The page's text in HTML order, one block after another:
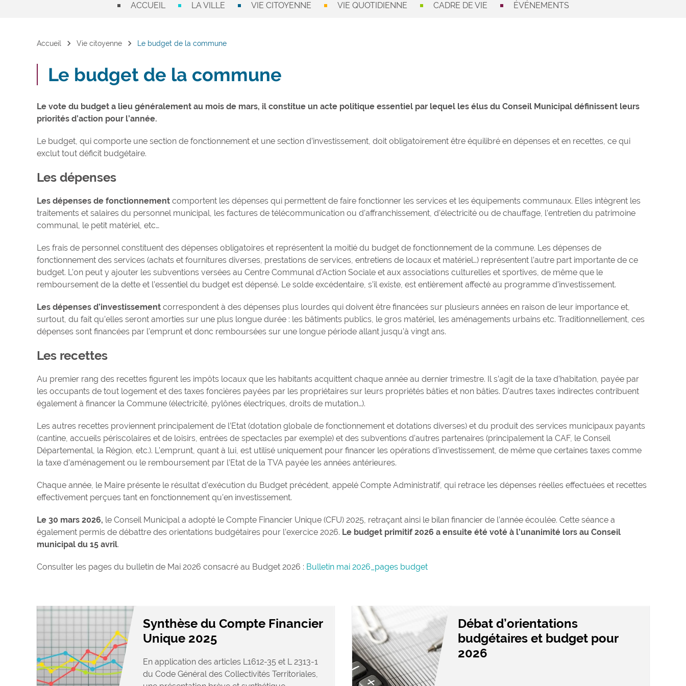
ACCUEIL LA VILLE VIE CITOYENNE VIE QUOTIDIENNE CADRE DE VIE ÉVÉNEMENTS
Accueil chevron_right Vie citoyenne chevron_right Le budget de la commune
Le budget de la commune
Le vote du budget a lieu généralement au mois de mars, il constitue un acte politique essentiel par lequel les élus du Conseil Municipal définissent leurs
priorités d’action pour l’année.
Le budget, qui comporte une section de fonctionnement et une section d’investissement, doit obligatoirement être équilibré en dépenses et en recettes, ce qui
exclut tout déficit budgétaire.
Les dépenses
Les dépenses de fonctionnement comportent les dépenses qui permettent de faire fonctionner les services et les équipements communaux. Elles intègrent les
traitements et salaires du personnel municipal, les factures de télécommunication ou d’affranchissement, d’électricité ou de chauffage, l’entretien du patrimoine
communal, le petit matériel, etc…
Les frais de personnel constituent des dépenses obligatoires et représentent la moitié du budget de fonctionnement de la commune. Les dépenses de
fonctionnement des services (achats et fournitures diverses, prestations de services, entretiens de locaux et matériel…) représentent l’autre part importante de ce
budget. L’on peut y ajouter les subventions versées au Centre Communal d’Action Sociale et aux associations culturelles et sportives, de même que le
remboursement de la dette et l’essentiel du budget est dépensé. Le solde excédentaire, s’il existe, est entièrement affecté au programme d’investissement.
Les dépenses d’investissement correspondent à des dépenses plus lourdes qui doivent être financées sur plusieurs années en raison de leur importance et,
surtout, du fait qu’elles seront amorties sur une plus longue durée : les bâtiments publics, le gros matériel, les aménagements urbains etc. Traditionnellement, ces
dépenses sont financées par l’emprunt et donc remboursées sur une longue période allant jusqu’à vingt ans.
Les recettes
Au premier rang des recettes figurent les impôts locaux que les habitants acquittent chaque année au dernier trimestre. Il s’agit de la taxe d’habitation, payée par
les occupants de tout logement et des taxes foncières payées par les propriétaires sur leurs propriétés bâties et non bâties. D’autres taxes indirectes contribuent
également à financer la Commune (électricité, pylônes électriques, droits de mutation…).
Les autres recettes proviennent principalement de l’Etat (dotation globale de fonctionnement et dotations diverses) et du produit des services municipaux payants
(cantine, accueils périscolaires et de loisirs, entrées de spectacles par exemple) et des subventions d’autres partenaires (principalement la CAF, le Conseil
Départemental, la Région, etc.). L’emprunt, quant à lui, est utilisé uniquement pour financer les opérations d’investissement, de même que certaines taxes comme
la taxe d’aménagement ou le remboursement par l’Etat de la TVA payée les années antérieures.
Chaque année, le Maire présente le résultat d’exécution du Budget précédent, appelé Compte Administratif, qui retrace les dépenses réelles effectuées et recettes
effectivement perçues tant en fonctionnement qu’en investissement.
Le 30 mars 2026, le Conseil Municipal a adopté le Compte Financier Unique (CFU) 2025, retraçant ainsi le bilan financier de l’année écoulée. Cette séance a
également permis de débattre des orientations budgétaires pour l’exercice 2026. Le budget primitif 2026 a ensuite été voté à l’unanimité lors au Conseil
municipal du 15 avril.
Consulter les pages du bulletin de Mai 2026 consacré au Budget 2026 : Bulletin mai 2026_pages budget
Synthèse du Compte Financier
Unique 2025
En application des articles L1612-35 et L 2313-1
du Code Général des Collectivités Territoriales,
Débat d’orientations
budgétaires et budget pour
2026